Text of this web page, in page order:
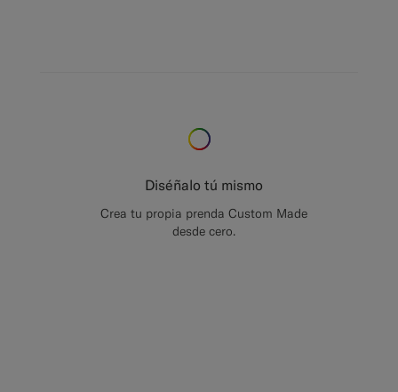
Diséñalo tú mismo
Crea tu propia prenda Custom Made
desde cero.